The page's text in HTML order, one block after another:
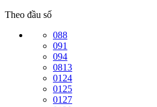
Theo đầu số
088
091
094
0813
0124
0125
0127